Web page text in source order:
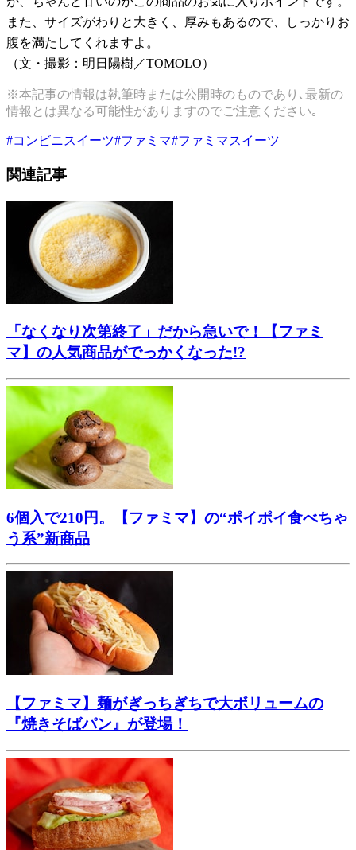
また、サイズがわりと大きく、厚みもあるので、しっかりお
腹を満たしてくれますよ。
（文・撮影：明日陽樹／TOMOLO）
※本記事の情報は執筆時または公開時のものであり､最新の
情報とは異なる可能性がありますのでご注意ください｡
#コンビニスイーツ#ファミマ#ファミマスイーツ
関連記事
「なくなり次第終了」だから急いで！【ファミ
マ】の人気商品がでっかくなった!?
6個入で210円。【ファミマ】の“ポイポイ食べちゃ
う系”新商品
【ファミマ】麺がぎっちぎちで大ボリュームの
『焼きそばパン』が登場！